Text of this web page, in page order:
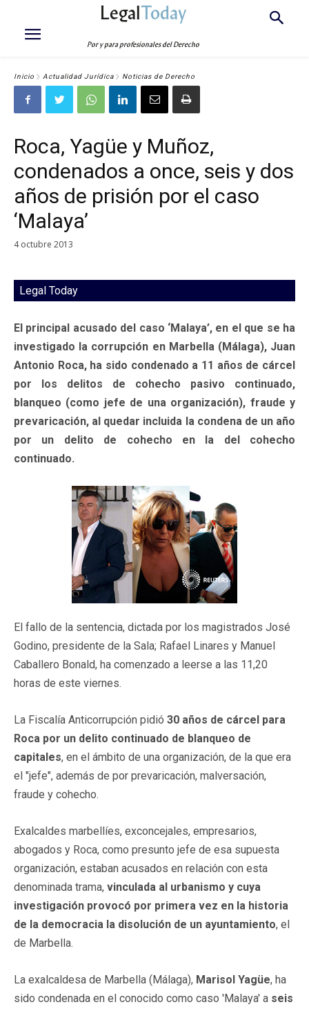
LegalToday
Por y para profesionales del Derecho
Inicio Actualidad Jurídica Noticias de Derecho
Roca, Yagüe y Muñoz,
condenados a once, seis y dos
años de prisión por el caso
‘Malaya’
4 octubre 2013
Legal Today
El principal acusado del caso ‘Malaya’, en el que se ha
investigado la corrupción en Marbella (Málaga), Juan
Antonio Roca, ha sido condenado a 11 años de cárcel
por los delitos de cohecho pasivo continuado,
blanqueo (como jefe de una organización), fraude y
prevaricación, al quedar incluida la condena de un año
por un delito de cohecho en la del cohecho
continuado.
El fallo de la sentencia, dictada por los magistrados José
Godino, presidente de la Sala; Rafael Linares y Manuel
Caballero Bonald, ha comenzado a leerse a las 11,20
horas de este viernes.
La Fiscalía Anticorrupción pidió 30 años de cárcel para
Roca por un delito continuado de blanqueo de
capitales, en el ámbito de una organización, de la que era
el "jefe", además de por prevaricación, malversación,
fraude y cohecho.
Exalcaldes marbellíes, exconcejales, empresarios,
abogados y Roca, como presunto jefe de esa supuesta
organización, estaban acusados en relación con esta
denominada trama, vinculada al urbanismo y cuya
investigación provocó por primera vez en la historia
de la democracia la disolución de un ayuntamiento, el
de Marbella.
La exalcaldesa de Marbella (Málaga), Marisol Yagüe, ha
sido condenada en el conocido como caso 'Malaya' a seis